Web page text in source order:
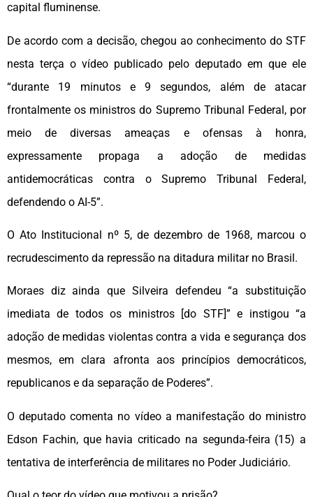
capital fluminense.
De acordo com a decisão, chegou ao conhecimento do STF
nesta terça o vídeo publicado pelo deputado em que ele
“durante 19 minutos e 9 segundos, além de atacar
frontalmente os ministros do Supremo Tribunal Federal, por
meio de diversas ameaças e ofensas à honra,
expressamente propaga a adoção de medidas
antidemocráticas contra o Supremo Tribunal Federal,
defendendo o AI-5”.
O Ato Institucional nº 5, de dezembro de 1968, marcou o
recrudescimento da repressão na ditadura militar no Brasil.
Moraes diz ainda que Silveira defendeu “a substituição
imediata de todos os ministros [do STF]” e instigou “a
adoção de medidas violentas contra a vida e segurança dos
mesmos, em clara afronta aos princípios democráticos,
republicanos e da separação de Poderes”.
O deputado comenta no vídeo a manifestação do ministro
Edson Fachin, que havia criticado na segunda-feira (15) a
tentativa de interferência de militares no Poder Judiciário.